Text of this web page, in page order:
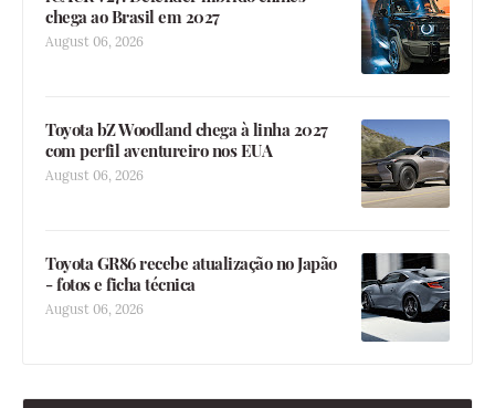
chega ao Brasil em 2027
August 06, 2026
Toyota bZ Woodland chega à linha 2027
com perfil aventureiro nos EUA
August 06, 2026
Toyota GR86 recebe atualização no Japão
- fotos e ficha técnica
August 06, 2026